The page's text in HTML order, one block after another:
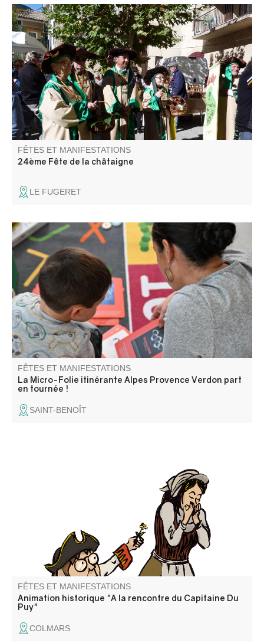
Le village fête la châtaigne avec un marché, des
dégustations, des animations et le Train des pignes à
vapeur qui, pour sa dernière sortie de la saison, circule
entre Puget-Théniers et Le Fugeret.
FÊTES ET MANIFESTATIONS
24ème Fête de la châtaigne
LE FUGERET
La Micro-Folie itinérante Alpes Provence Verdon s'installe
à Saint-Benoît ! La Micro-Folie c'est un musée
numérique, un espace de réalité virtuelle, un fablab et
une ludothèque. Une programmation riche et ludique
vous attend pour petits et grands.
FÊTES ET MANIFESTATIONS
La Micro-Folie itinérante Alpes Provence Verdon part
en tournée !
SAINT-BENOÎT
FÊTES ET MANIFESTATIONS
Animation historique "A la rencontre du Capitaine Du
Puy"
COLMARS